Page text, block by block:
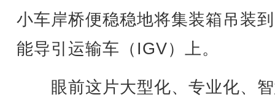
小车岸桥便稳稳地将集装箱吊装
能导引运输车（IGV）上。
眼前这片大型化、专业化、